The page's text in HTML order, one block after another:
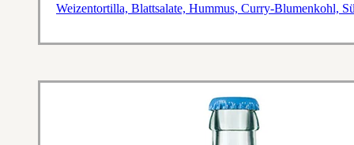
Weizentortilla, Blattsalate, Hummus, Curry-Blumenkohl,